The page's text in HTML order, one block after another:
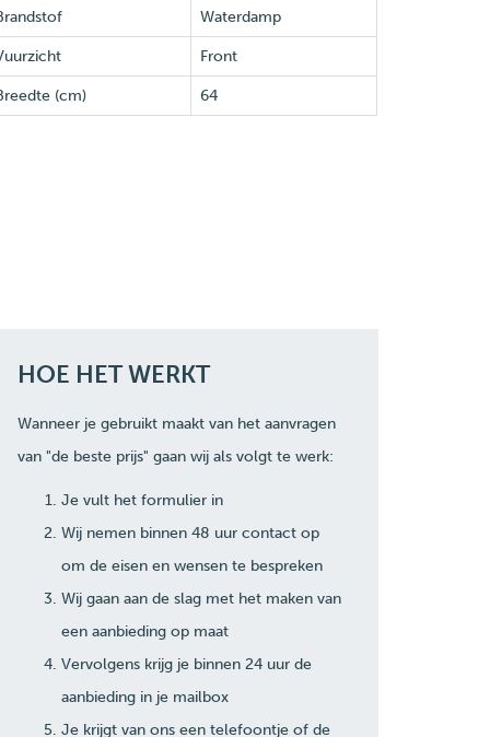
Waterdamp
Front
(cm) 64
HOE HET WERKT
Wanneer je gebruikt maakt van het aanvragen
van "de beste prijs" gaan wij als volgt te werk:
Je vult het formulier in
Wij nemen binnen 48 uur contact op
om de eisen en wensen te bespreken
Wij gaan aan de slag met het maken van
een aanbieding op maat
Vervolgens krijg je binnen 24 uur de
aanbieding in je mailbox
Je krijgt van ons een telefoontje of de